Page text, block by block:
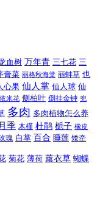
血树 万年青 三七花 三
膏菜 丽格秋海棠 丽蚌草 也
心果 仙人掌 仙人球 仙
依米花 侧柏叶 倒挂金钟 兜
多肉 多肉植物怎么养
月季 木槿 杜鹃 栀子 橡皮
瑰 白掌 百合 睡莲 矮牵
菊花 薄荷 薰衣草 蝴蝶